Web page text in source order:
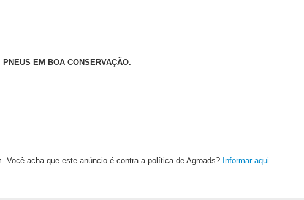
EM BOA CONSERVAÇÃO.
acha que este anúncio é contra a política de Agroads? Informar aqui